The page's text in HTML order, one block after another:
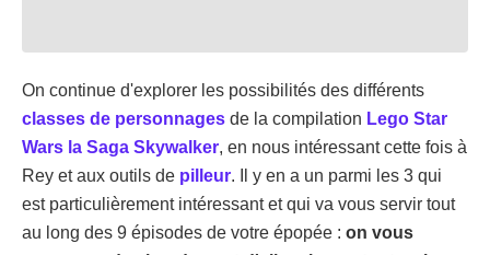
On continue d'explorer les possibilités des différents
classes de personnages de la compilation Lego Star
Wars la Saga Skywalker, en nous intéressant cette fois à
Rey et aux outils de pilleur. Il y en a un parmi les 3 qui
est particulièrement intéressant et qui va vous servir tout
au long des 9 épisodes de votre épopée : on vous